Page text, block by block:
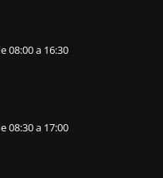
08:00 a 16:30
08:30 a 17:00